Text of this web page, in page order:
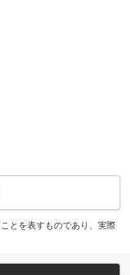
とを表すものであり、実際